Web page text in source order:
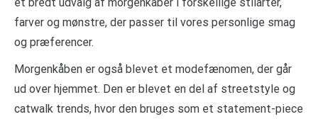
et bredt udvalg af morgenkåber i forskellige stilarter,
farver og mønstre, der passer til vores personlige smag
og præferencer.
Morgenkåben er også blevet et modefænomen, der går
ud over hjemmet. Den er blevet en del af streetstyle og
catwalk trends, hvor den bruges som et statement-piece